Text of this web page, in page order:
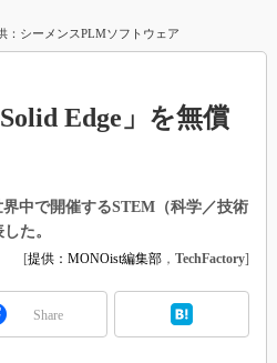
：シーメンスPLMソフトウェア
Edge」を無償
中で開催するSTEM（科学／技術
た。
[提供：MONOist編集部 ， TechFactory]
Share